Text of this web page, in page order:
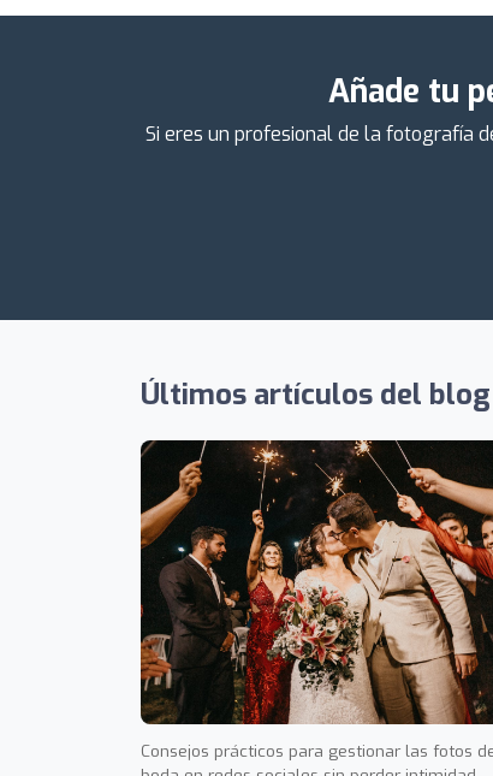
Añade tu
Si eres un profesional de la fotografía
Últimos artículos del blog
Consejos prácticos para gestionar las fotos